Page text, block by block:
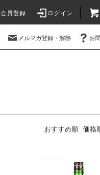
会員登録 ログイン
メルマガ登録・解除 お
おすすめ順 価格